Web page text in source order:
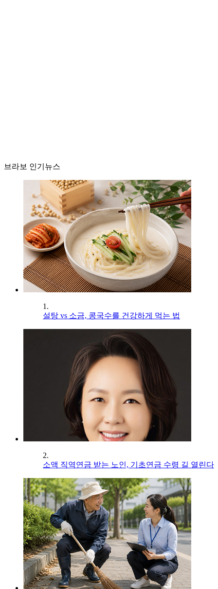
브라보 인기뉴스
1.
설탕 vs 소금, 콩국수를 건강하게 먹는 법
2.
소액 직역연금 받는 노인, 기초연금 수령 길 열린다